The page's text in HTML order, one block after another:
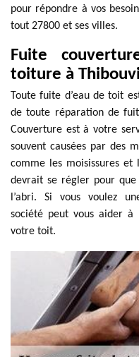
pour répondre à vos
tout 27800 et ses villes.
Fuite
toiture à
Toute fuite d’eau de toit
de toute réparation de
Couverture est à votre
souvent causées par des
comme les moisissures
devrait se régler pour
l’abri. Si vous voulez
société peut vous aider
votre toit.